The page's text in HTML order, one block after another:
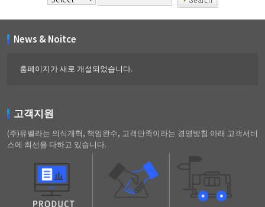
News & Noitce
홈페이지가 새로 개설되었습니다.
고객지원
(주)유벨라는 의식개혁, 책임완수, 고객만족이라는 경영방침 아래 고객서비
스에 최선을 다하고 있습니다.